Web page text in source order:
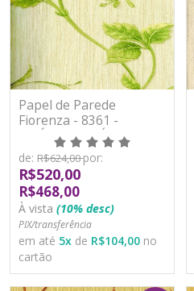
Papel de Parede
Fiorenza - 8361 -
VINÍLICO LAVÁVEL
de: R$624,00por:
R$520,00
R$468,00
À vista (10% desc)
PIX/transferência
em até 5x de R$104,00 no
cartão